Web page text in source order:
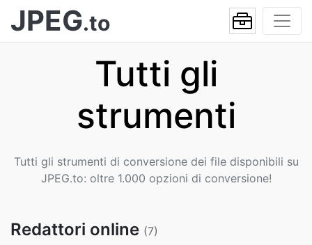
JPEG.to
Tutti gli
strumenti
Tutti gli strumenti di conversione dei file disponibili su
JPEG.to: oltre 1.000 opzioni di conversione!
Redattori online (7)